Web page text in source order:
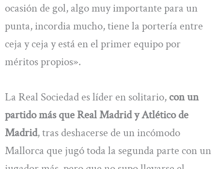
ocasión de gol, algo muy importante para un
punta, incordia mucho, tiene la portería entre
ceja y ceja y está en el primer equipo por
méritos propios».
La Real Sociedad es líder en solitario, con un
partido más que Real Madrid y Atlético de
Madrid, tras deshacerse de un incómodo
Mallorca que jugó toda la segunda parte con un